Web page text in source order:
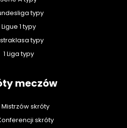
typy
Ligue 1 typy
typy
1 Liga typy
meczów
Mistrzów skróty
skróty